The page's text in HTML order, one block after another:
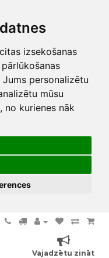
izsekošanas
personalizētu
mūsu
no kurienes nāk
Vajadzētu zināt